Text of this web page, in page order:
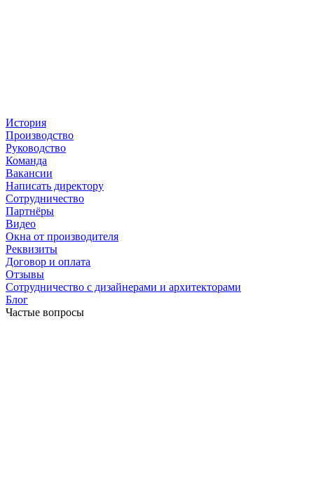
История
Производство
Руководство
Команда
Вакансии
Написать директору
Сотрудничество
Партнёры
Видео
Окна от производителя
Реквизиты
Договор и оплата
Отзывы
Сотрудничество с дизайнерами и архитекторами
Блог
Частые вопросы